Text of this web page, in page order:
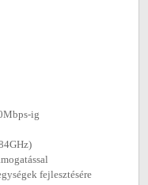
ig
fejlesztésére